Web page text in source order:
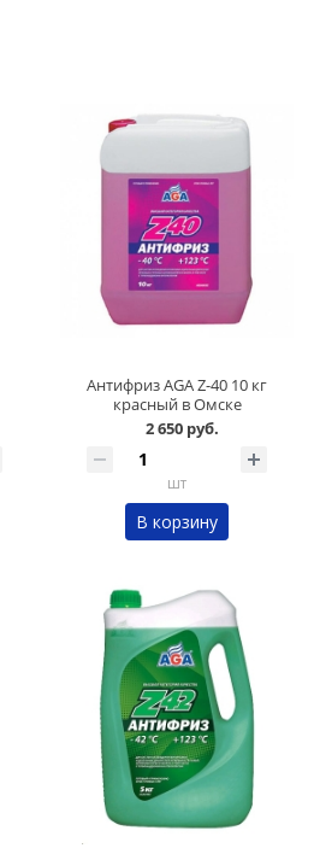
Антифриз AGA Z-40 10 кг
красный в Омске
2 650 руб.
шт
В корзину